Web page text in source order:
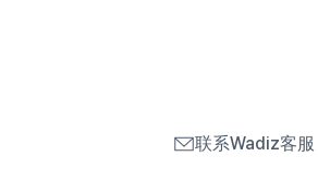
联系Wadiz客服